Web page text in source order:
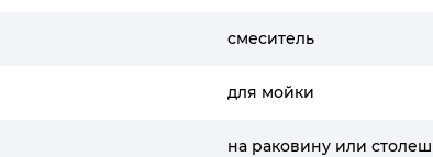
смеситель
для мойки
на раковину или